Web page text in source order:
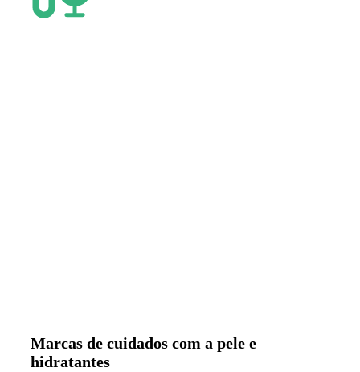
Marcas de cuidados com a pele e
hidratantes